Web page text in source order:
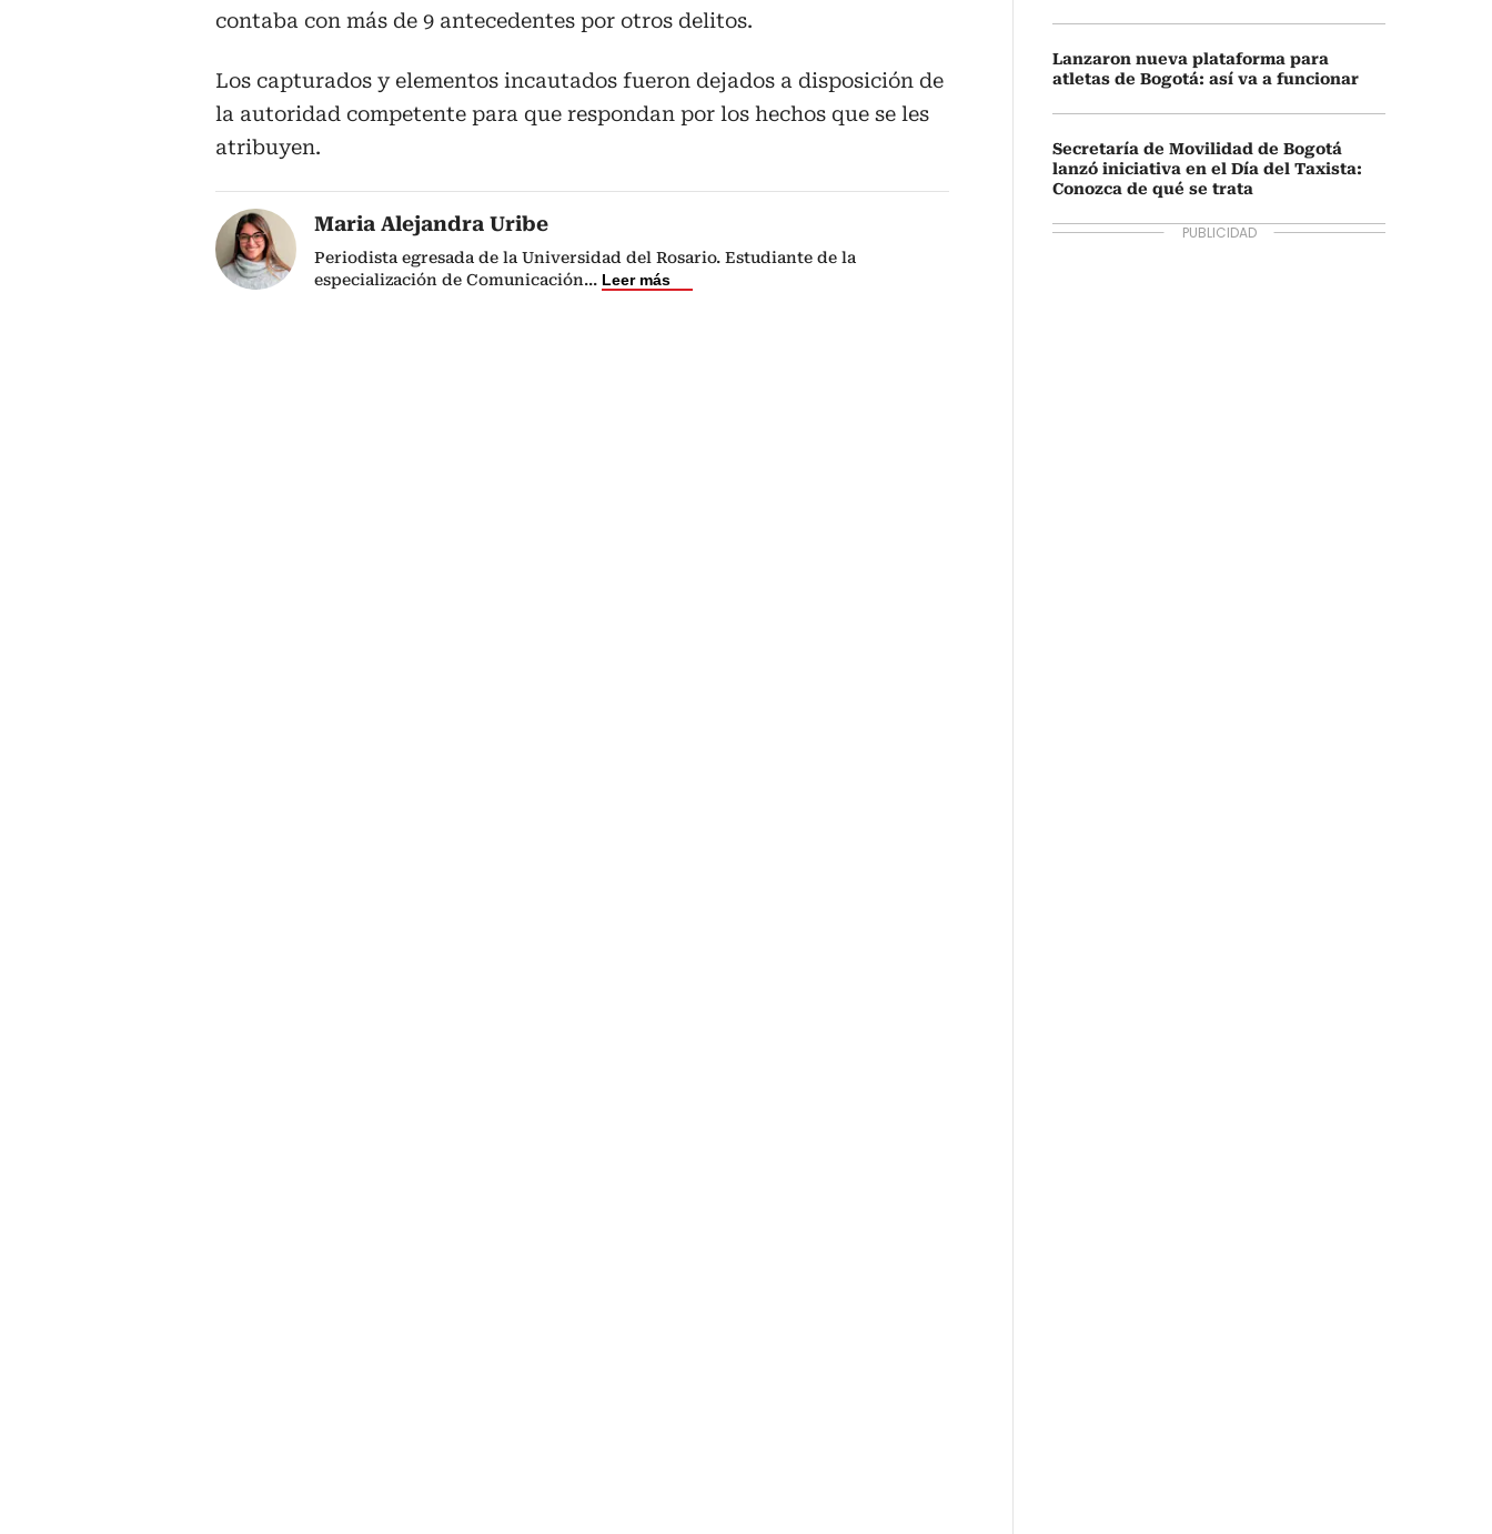
contaba con más de 9 antecedentes por otros delitos.
Los capturados y elementos incautados fueron dejados a disposición de
la autoridad competente para que respondan por los hechos que se les
atribuyen.
Maria Alejandra Uribe
Periodista egresada de la Universidad del Rosario. Estudiante de la
especialización de Comunicación... Leer más
Lanzaron nueva plataforma para
atletas de Bogotá: así va a funcionar
Secretaría de Movilidad de Bogotá
lanzó iniciativa en el Día del Taxista:
Conozca de qué se trata